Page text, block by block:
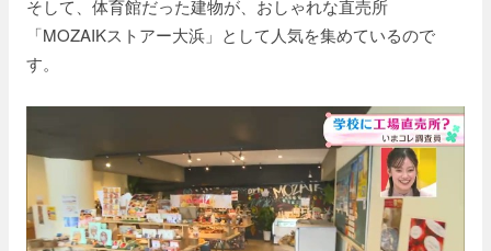
そして、体育館だった建物が、おしゃれな直売所
「MOZAIKストアー大浜」として人気を集めているので
す。